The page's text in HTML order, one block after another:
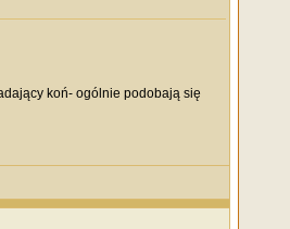
koń- ogólnie podobają się